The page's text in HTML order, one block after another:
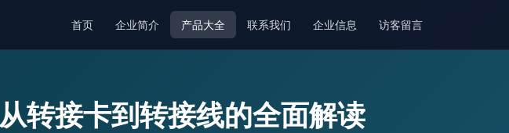
首页 企业简介 产品大全 联系我们 企业信息 访客留言
转接卡到转接线的全面解读